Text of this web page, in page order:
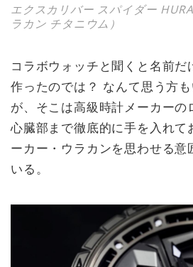
エクスカリバー スパイダー
ラカン チタニウム）
コラボウォッチと聞くと名前だ
作ったのでは？ なんて思う方
が、そこは高級時計メーカーの
心臓部まで徹底的に手を入れ
ーカー・ウラカンを思わせる意
いる。